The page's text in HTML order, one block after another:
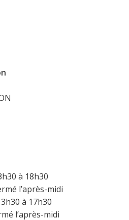
à 18h30
l’après-midi
à 17h30
l’après-midi